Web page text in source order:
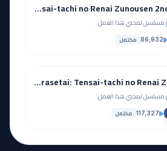
Kaguya-sama wa Kokurasetai?: Tensai-tachi no Renai Zunousen 2nd Season
مسلسل لمحبي هذا العمل.
86,932 مكتمل
Kaguya-sama wa Kokurasetai: Tensai-tachi no Renai Zunousen
مسلسل لمحبي هذا العمل.
117,327 مكتمل